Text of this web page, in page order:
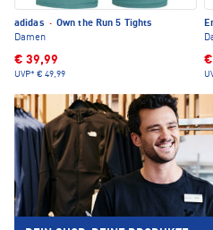
adidas · Own the Run 5 Tights
Damen
€ 39,99
UVP* € 49,99
€